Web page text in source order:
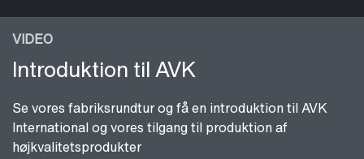
VIDEO
Introduktion til AVK
Se vores fabriksrundtur og få en introduktion til AVK
International og vores tilgang til produktion af
højkvalitetsprodukter